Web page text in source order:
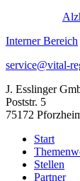
Interner Bereich
service@vital-
J. Esslinger
Poststr. 5
75172
Start
Stellen
Partner